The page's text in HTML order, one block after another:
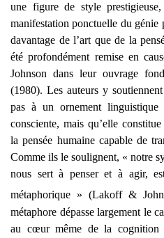
une figure de style
manifestation ponctuelle du
davantage de l’art que de la
été profondément remise en
Johnson dans leur ouvrage
(1980). Les auteurs y
pas à un ornement
consciente, mais qu’elle
la pensée humaine capable de
Comme ils le soulignent, « notre
nous sert à penser et à agir,
métaphorique » (Lakoff &
métaphore dépasse largement le
au cœur même de la cognition